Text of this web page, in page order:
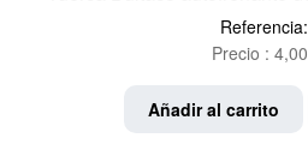
Precio :
Añadir al carrito